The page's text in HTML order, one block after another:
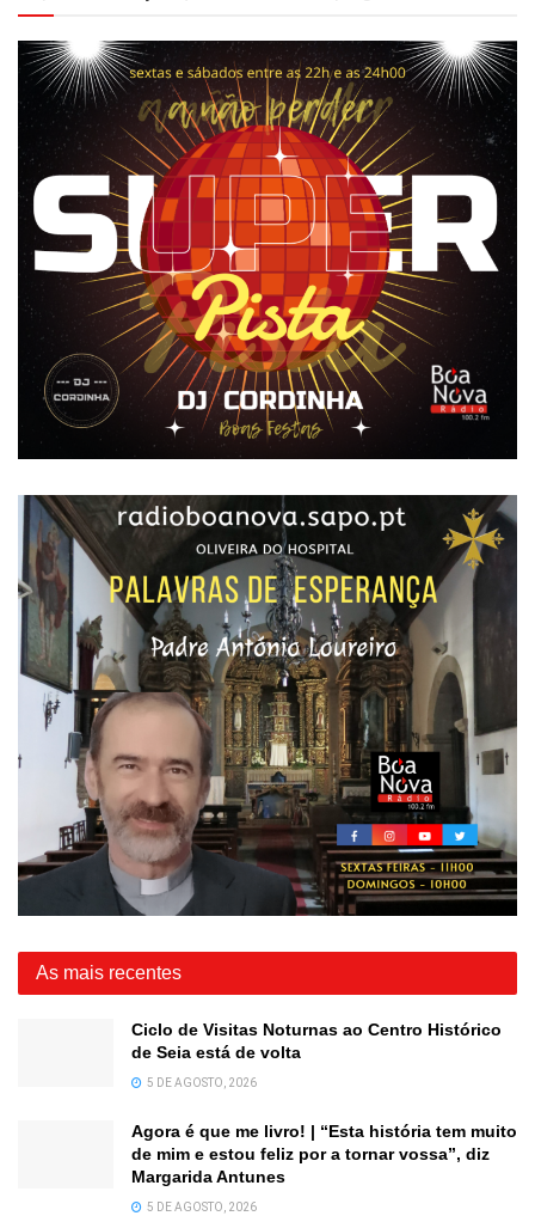
As mais recentes
Ciclo de Visitas Noturnas ao Centro Histórico
de Seia está de volta
5 DE AGOSTO, 2026
Agora é que me livro! | “Esta história tem muito
de mim e estou feliz por a tornar vossa”, diz
Margarida Antunes
5 DE AGOSTO, 2026